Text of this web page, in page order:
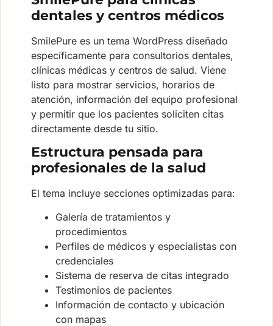
dentales y centros médicos
SmilePure es un tema WordPress diseñado
específicamente para consultorios dentales,
clínicas médicas y centros de salud. Viene
listo para mostrar servicios, horarios de
atención, información del equipo profesional
y permitir que los pacientes soliciten citas
directamente desde tu sitio.
Estructura pensada para
profesionales de la salud
El tema incluye secciones optimizadas para:
Galería de tratamientos y
procedimientos
Perfiles de médicos y especialistas con
credenciales
Sistema de reserva de citas integrado
Testimonios de pacientes
Información de contacto y ubicación
con mapas